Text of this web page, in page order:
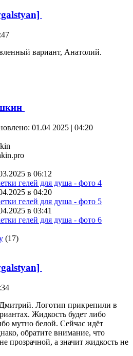
вариант, Анатолий.
01.04 2025 | 04:20
в 06:12
в 04:20
в 03:41
(17)
Дмитрий. Логотип прикрепили в
Жидкость будет либо
мутно белой. Сейчас идёт
обратите внимание, что
прозрачной, а значит жидкость не